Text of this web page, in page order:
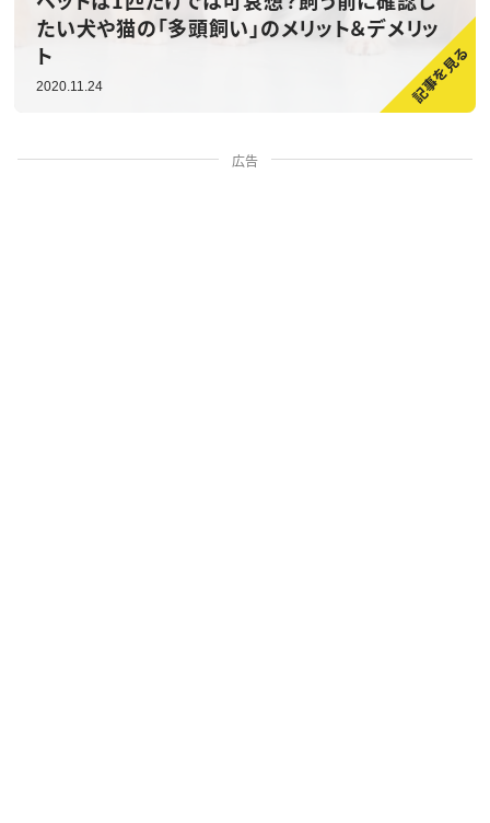
たい犬や猫の「多頭飼い」のメリット＆デメリッ
ト
2020.11.24
広告